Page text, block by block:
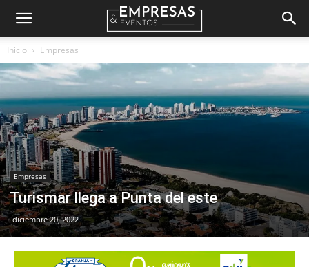
Empresas
&
Eventos
Inicio Empresas
Empresas
Turismar llega a Punta del este
diciembre 20, 2022